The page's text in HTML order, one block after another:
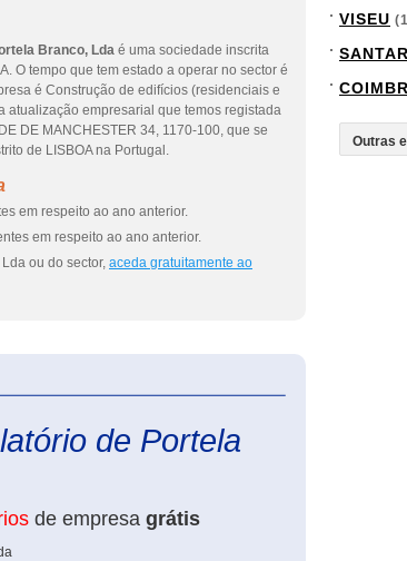
Branco, Lda é uma sociedade inscrita
O tempo que tem estado a operar no sector é
é Construção de edifícios (residenciais e
atualização empresarial que temos registada
DE MANCHESTER 34, 1170-100, que se
de LISBOA na Portugal.
em respeito ao ano anterior.
em respeito ao ano anterior.
ou do sector, aceda gratuitamente ao
de Portela
de empresa grátis
VISEU